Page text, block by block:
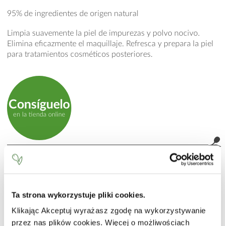
Ta strona wykorzystuje pliki cookies.
Klikając Akceptuj wyrażasz zgodę na wykorzystywanie
przez nas plików cookies. Więcej o możliwościach
95% de ingredientes de origen natural
Limpia suavemente la piel de impurezas y polvo nocivo.
Elimina eficazmente el maquillaje. Refresca y prepara la piel
para tratamientos cosméticos posteriores.
Consíguelo
en la tienda online
MODO DE EMPLEO
labios. Repetir si es necesario. Utilizar mañana y tarde.
Mantener a temperatura ambiente.